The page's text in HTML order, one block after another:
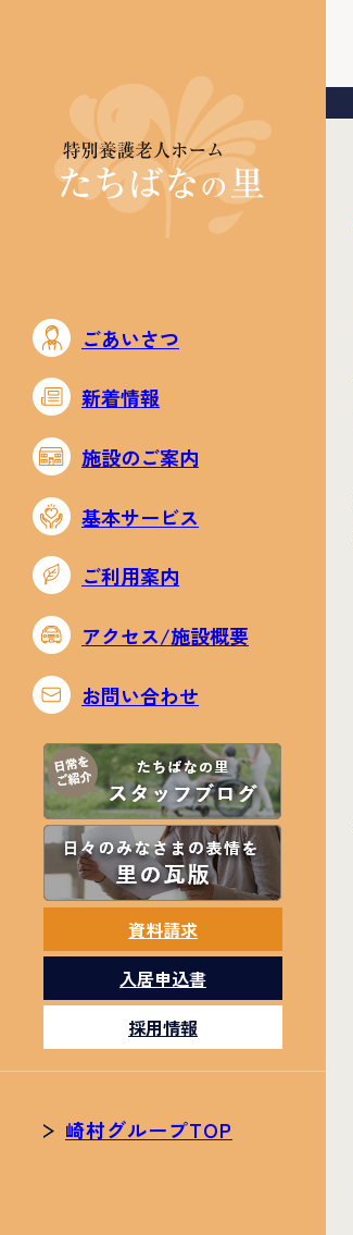
ごあいさつ
新着情報
施設のご案内
基本サービス
ご利用案内
アクセス/施設概要
お問い合わせ
資料請求
入居申込書
採用情報
崎村グループTOP